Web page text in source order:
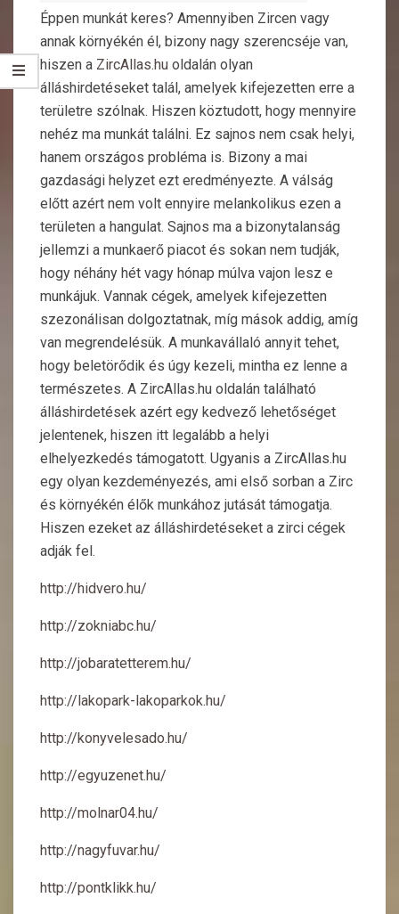
Éppen munkát keres? Amennyiben Zircen vagy
annak környékén él, bizony nagy szerencséje van,
hiszen a ZircAllas.hu oldalán olyan
álláshirdetéseket talál, amelyek kifejezetten erre a
területre szólnak. Hiszen köztudott, hogy mennyire
nehéz ma munkát találni. Ez sajnos nem csak helyi,
hanem országos probléma is. Bizony a mai
gazdasági helyzet ezt eredményezte. A válság
előtt azért nem volt ennyire melankolikus ezen a
területen a hangulat. Sajnos ma a bizonytalanság
jellemzi a munkaerő piacot és sokan nem tudják,
hogy néhány hét vagy hónap múlva vajon lesz e
munkájuk. Vannak cégek, amelyek kifejezetten
szezonálisan dolgoztatnak, míg mások addig, amíg
van megrendelésük. A munkavállaló annyit tehet,
hogy beletörődik és úgy kezeli, mintha ez lenne a
természetes. A ZircAllas.hu oldalán található
álláshirdetések azért egy kedvező lehetőséget
jelentenek, hiszen itt legalább a helyi
elhelyezkedés támogatott. Ugyanis a ZircAllas.hu
egy olyan kezdeményezés, ami első sorban a Zirc
és környékén élők munkához jutását támogatja.
Hiszen ezeket az álláshirdetéseket a zirci cégek
adják fel.
http://hidvero.hu/
http://zokniabc.hu/
http://jobaratetterem.hu/
http://lakopark-lakoparkok.hu/
http://konyvelesado.hu/
http://egyuzenet.hu/
http://molnar04.hu/
http://nagyfuvar.hu/
http://pontklikk.hu/